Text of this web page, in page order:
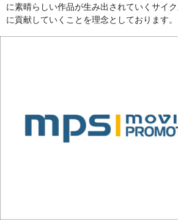
に素晴らしい作品が生み出されていくサイ
に貢献していくことを理念としております。